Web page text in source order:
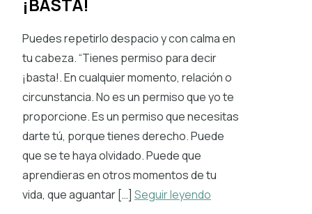
¡BASTA!
Puedes repetirlo despacio y con calma en
tu cabeza. “Tienes permiso para decir
¡basta!. En cualquier momento, relación o
circunstancia. No es un permiso que yo te
proporcione. Es un permiso que necesitas
darte tú, porque tienes derecho. Puede
que se te haya olvidado. Puede que
aprendieras en otros momentos de tu
vida, que aguantar […] Seguir leyendo